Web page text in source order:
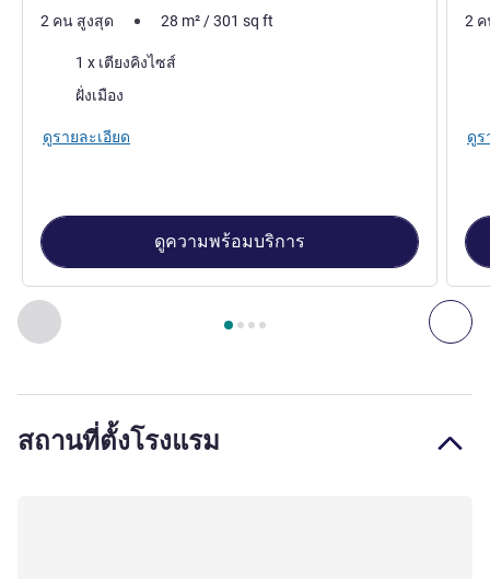
ก่อนหน้า - ห้องพัก ถั
หน้า1 , ห้องพัก 1 : STANDARD ROOM, 1 Kingsize Bed
2 คน สูงสุด 28 m²/301 sq ft
เครื่องนอน
1 x เตียงคิงไซส์
ฝั่งเมือง
ดูรายละเอียด
ดูความพร้อมบริการ
2
ดูร
สถานที่ตั้งโรงแรม